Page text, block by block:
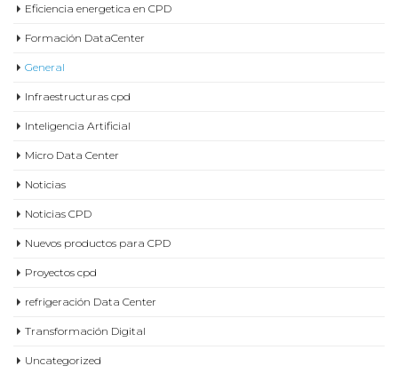
Eficiencia energetica en CPD
Formación DataCenter
General
Infraestructuras cpd
Inteligencia Artificial
Micro Data Center
Noticias
Noticias CPD
Nuevos productos para CPD
Proyectos cpd
refrigeración Data Center
Transformación Digital
Uncategorized